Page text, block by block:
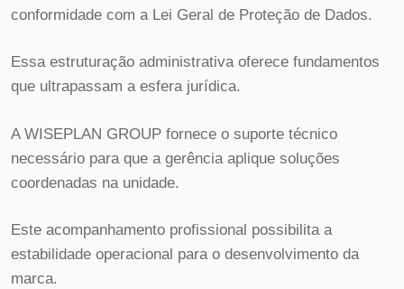
conformidade com a Lei Geral de Proteção de Dados.
Essa estruturação administrativa oferece fundamentos
que ultrapassam a esfera jurídica.
A WISEPLAN GROUP fornece o suporte técnico
necessário para que a gerência aplique soluções
coordenadas na unidade.
Este acompanhamento profissional possibilita a
estabilidade operacional para o desenvolvimento da
marca.